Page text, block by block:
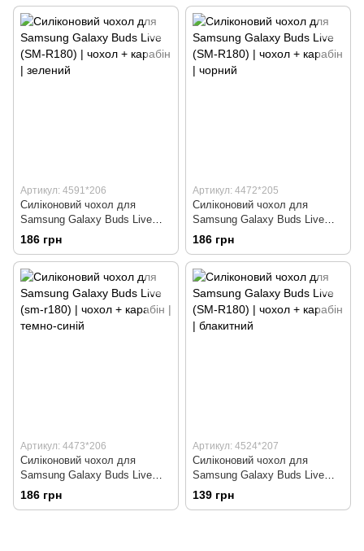
Артикул: 4591*206
Силіконовий чохол для
Samsung Galaxy Buds Live
(SM-R180) | чохол + карабін |
зелений
186 грн
Артикул: 4472*205
Силіконовий чохол для
Samsung Galaxy Buds Live
(SM-R180) | чохол + карабін |
чорний
186 грн
Артикул: 4473*206
Силіконовий чохол для
Samsung Galaxy Buds Live
(sm-r180) | чохол + карабін |
темно-синій
186 грн
Артикул: 4524*207
Силіконовий чохол для
Samsung Galaxy Buds Live
(SM-R180) | чохол + карабін |
блакитний
139 грн